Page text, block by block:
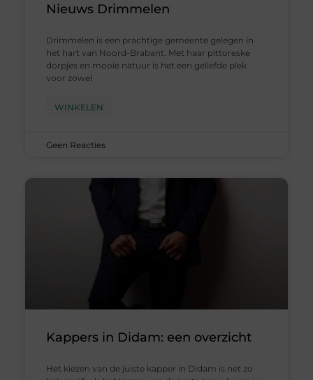
Nieuws Drimmelen
Drimmelen is een prachtige gemeente gelegen in
het hart van Noord-Brabant. Met haar pittoreske
dorpjes en mooie natuur is het een geliefde plek
voor zowel
WINKELEN
Geen Reacties
Kappers in Didam: een overzicht
Het kiezen van de juiste kapper in Didam is net zo